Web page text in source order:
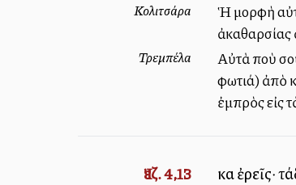
Κολιτσάρα
Ἡ μορφὴ
ἀκαθαρσίας
Τρεμπέλα
Αὐτὰ ποὺ
φωτιά) ἀπὸ
ἐμπρὸς εἰς
Ἰεζ. 4,13 καὶ ἐρεῖς·